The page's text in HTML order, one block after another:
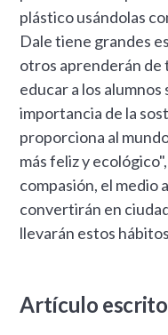
plástico usándolas
Dale tiene grandes
otros aprenderán de
educar a los alumnos
importancia de la
proporciona al
más feliz y
compasión, el medio
convertirán en
llevarán estos
Artículo